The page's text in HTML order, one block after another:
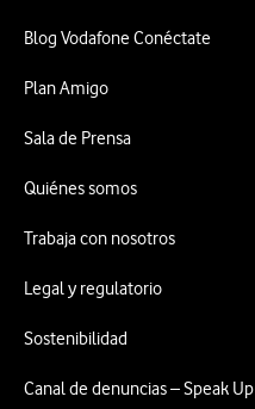
Blog Vodafone Conéctate
Plan Amigo
Sala de Prensa
Quiénes somos
Trabaja con nosotros
Legal y regulatorio
Sostenibilidad
Canal de denuncias – Speak Up